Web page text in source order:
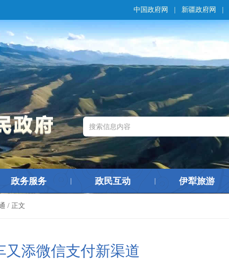
中国政府网 新疆政府网
政务服务 政民互动 伊犁旅游
/ 正文
又添微信支付新渠道